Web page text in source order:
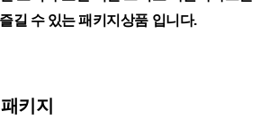
길 수 있는 패키지상품 입니다.
키지